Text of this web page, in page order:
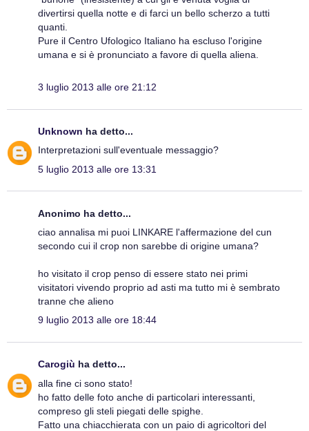
divertirsi quella notte e di farci un bello scherzo a tutti
quanti.
Pure il Centro Ufologico Italiano ha escluso l'origine
umana e si è pronunciato a favore di quella aliena.
3 luglio 2013 alle ore 21:12
Unknown ha detto...
Interpretazioni sull'eventuale messaggio?
5 luglio 2013 alle ore 13:31
Anonimo ha detto...
ciao annalisa mi puoi LINKARE l'affermazione del cun
secondo cui il crop non sarebbe di origine umana?
ho visitato il crop penso di essere stato nei primi
visitatori vivendo proprio ad asti ma tutto mi è sembrato
tranne che alieno
9 luglio 2013 alle ore 18:44
Carogiù ha detto...
alla fine ci sono stato!
ho fatto delle foto anche di particolari interessanti,
compreso gli steli piegati delle spighe.
Fatto una chiacchierata con un paio di agricoltori del